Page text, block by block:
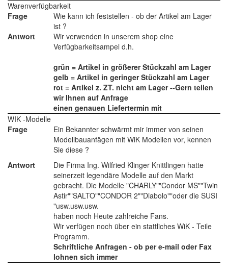
Warenverfügbarkeit
Frage
Wie kann ich feststellen - ob der Artikel am Lager
ist ?
Antwort
Wir verwenden in unserem shop eine
Verfügbarkeitsampel d.h.
grün = Artikel in größerer Stückzahl am Lager
gelb = Artikel in geringer Stückzahl am Lager
rot = Artikel z. ZT. nicht am Lager --Gern teilen
wir Ihnen auf Anfrage
einen genauen Liefertermin mit
WIK -Modelle
Frage
Ein Bekannter schwärmt mir immer von seinen
Modellbauanfägen mit WiK Modellen vor, kennen
Sie diese ?
Antwort
Die Firma Ing. Wilfried Klinger Knittlingen hatte
seinerzeit legendäre Modelle auf den Markt
gebracht. Die Modelle "CHARLY""Condor MS""Twin
Astir""SALTO""CONDOR 2""Diabolo""oder die SUSI
"usw.usw.usw.
haben noch Heute zahlreiche Fans.
Wir verfügen noch über ein stattliches WiK - Teile
Programm.
Schriftliche Anfragen - ob per e-mail oder Fax
lohnen sich immer